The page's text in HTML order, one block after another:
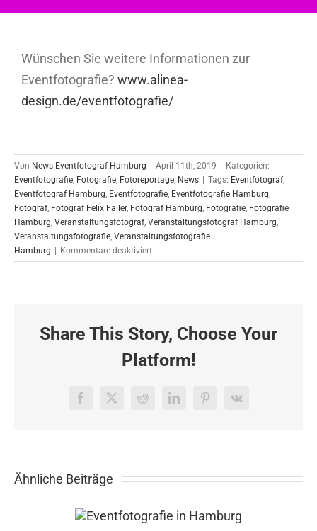
Wünschen Sie weitere Informationen zur
Eventfotografie? www.alinea-
design.de/eventfotografie/
Von News Eventfotograf Hamburg | April 11th, 2019 | Kategorien:
Eventfotografie Fotografie Fotoreportage News | Tags: Eventfotograf,
Eventfotograf Hamburg Eventfotografie Eventfotografie Hamburg
Fotograf, Fotograf Felix Faller, Fotograf Hamburg Fotografie Fotografie
Hamburg Veranstaltungsfotograf, Veranstaltungsfotograf Hamburg
Veranstaltungsfotografie Veranstaltungsfotografie
Hamburg | Kommentare deaktiviertfür
Fotoreportage
11.04.2019
Share This Story, Choose Your
Platform!
Facebook
X RedditLinkedInPinterest
Vk
Ähnliche Beiträge